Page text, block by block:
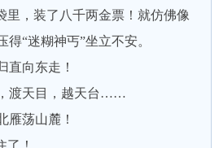
，装了八千两金票！就仿佛像
“迷糊神丐”坐立不安。
向东走！
天目，越天台……
荡山麓！
！